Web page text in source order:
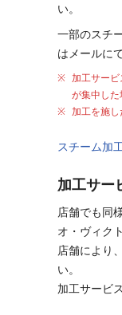
い。
一部のスチ
はメールに
加工サービ
が集中した
加工を施し
スチーム加
加工サー
店舗でも同
オ・ヴィク
店舗により
い。
加工サービ